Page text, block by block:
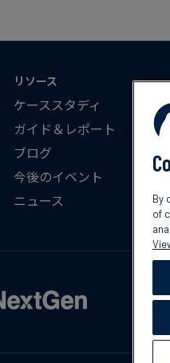
リソース
ケーススタディ
ガイド＆レポート
ブログ
今後のイベント
ニュース
By
of